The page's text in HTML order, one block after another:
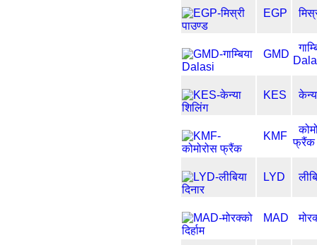
EGP
GMD
KES
KMF
फ्रैंक
LYD
MAD